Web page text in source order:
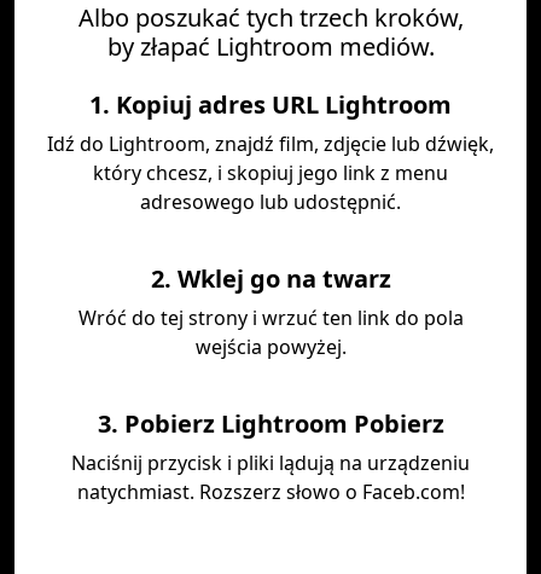
Albo poszukać tych trzech kroków,
by złapać Lightroom mediów.
1. Kopiuj adres URL Lightroom
Idź do Lightroom, znajdź film, zdjęcie lub dźwięk,
który chcesz, i skopiuj jego link z menu
adresowego lub udostępnić.
2. Wklej go na twarz
Wróć do tej strony i wrzuć ten link do pola
wejścia powyżej.
3. Pobierz Lightroom Pobierz
Naciśnij przycisk i pliki lądują na urządzeniu
natychmiast. Rozszerz słowo o Faceb.com!